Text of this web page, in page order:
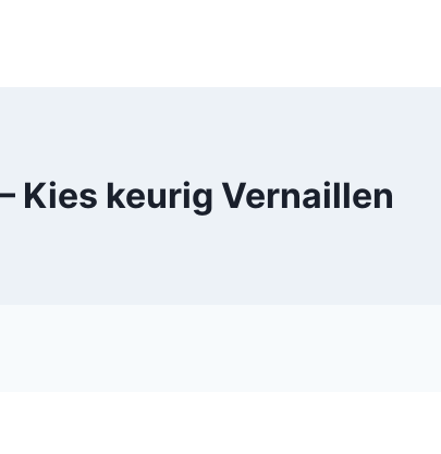
Kies keurig Vernaillen